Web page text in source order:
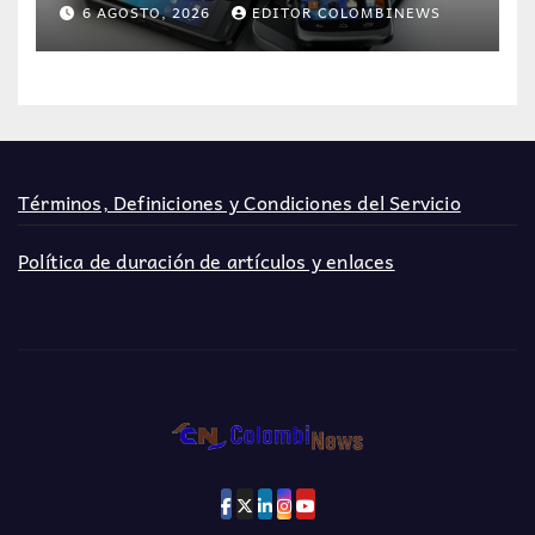
6 AGOSTO, 2026 EDITOR COLOMBINEWS
Términos, Definiciones y Condiciones del Servicio
Política de duración de artículos y enlaces